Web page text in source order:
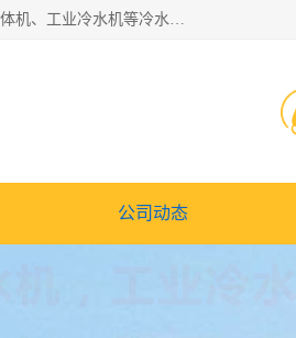
南京康嘉温控设备有限公司是一家工业冷水机厂家，主营产品：低温冷水机、防爆冷水机、工业冷热一体机、工业冷水机等冷水机，公司依托南京工业大学的技术，汇集众多业内技术，不断管理模式，使得我们的产品始终处于国内成员之一水平，在业界享有很高赞誉，是欧洲、北美、中东、东南亚等多个国家和地区。
公司动态